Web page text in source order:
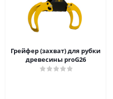
Грейфер (захват) для рубки
древесины proG26